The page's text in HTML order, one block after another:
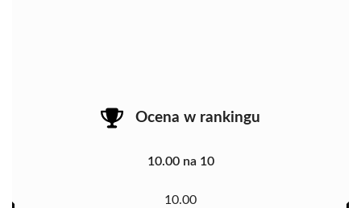
Ocena w rankingu
10.00 na 10
10.00